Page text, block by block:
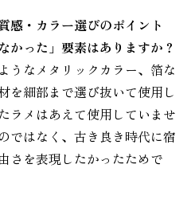
感・カラー選びのポイント
かった」要素はありますか？
うなメタリックカラー、箔な
を細部まで選び抜いて使用し
ラメはあえて使用していませ
ではなく、古き良き時代に宿
さを表現したかったためで